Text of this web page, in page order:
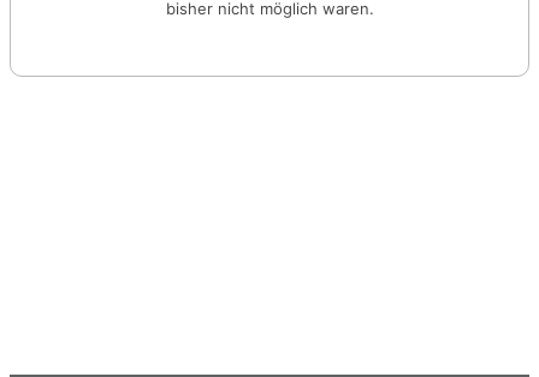
bisher nicht möglich waren.